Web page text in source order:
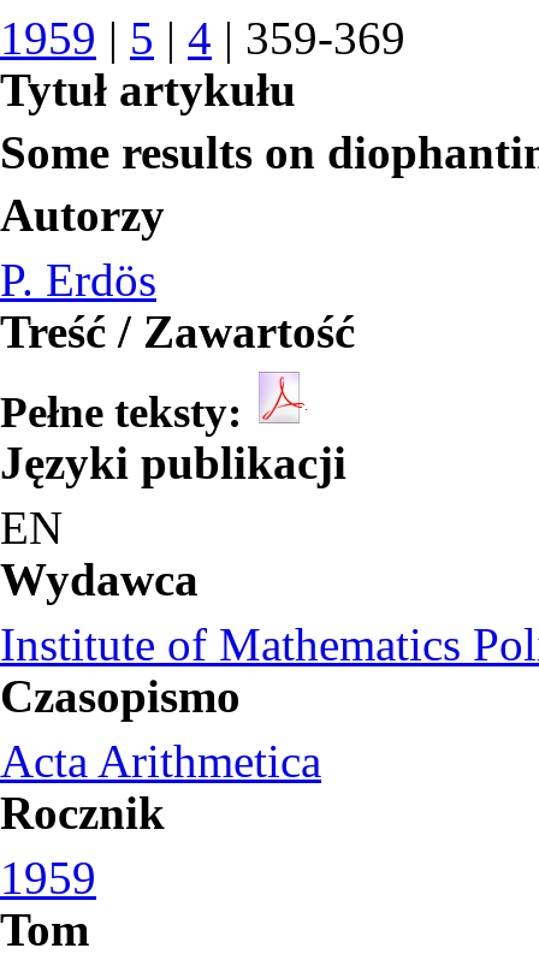
1959 | 5 | 4 | 359-369
Tytuł artykułu
Some results on
Autorzy
P. Erdös
Treść / Zawartość
Pełne teksty:
Języki publikacji
EN
Wydawca
Institute of Mathematics
Czasopismo
Acta Arithmetica
Rocznik
1959
Tom